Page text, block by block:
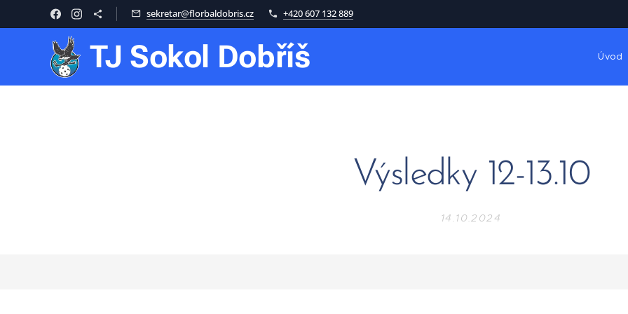
sekretar@florbaldobris.cz +420 607 132 889
TJ Sokol Dobříš Úvod
Výsledky 12-13.10
14.10.2024